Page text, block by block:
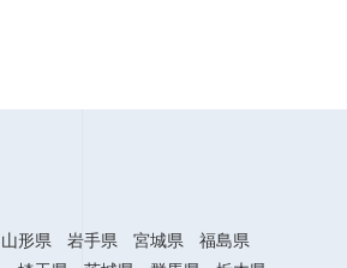
山形県 岩手県 宮城県
福島県